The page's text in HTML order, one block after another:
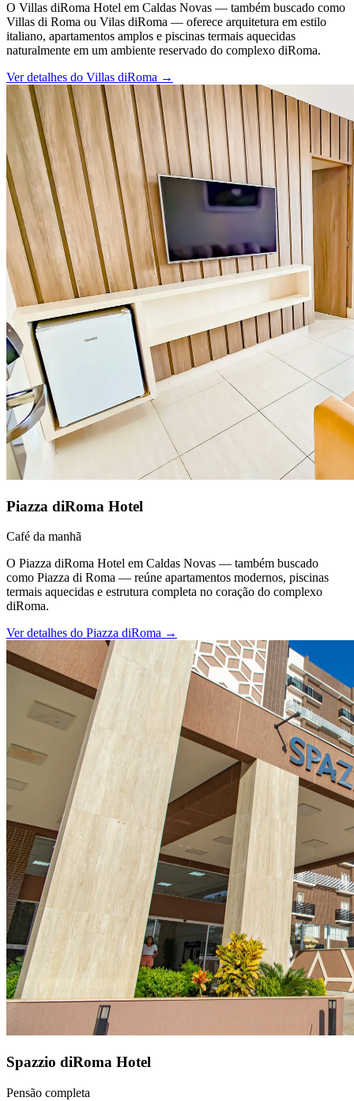
O Villas diRoma Hotel em Caldas Novas — também buscado como
Villas di Roma ou Vilas diRoma — oferece arquitetura em estilo
italiano, apartamentos amplos e piscinas termais aquecidas
naturalmente em um ambiente reservado do complexo diRoma.
Ver detalhes do Villas diRoma →
Piazza diRoma Hotel
Café da manhã
O Piazza diRoma Hotel em Caldas Novas — também buscado
como Piazza di Roma — reúne apartamentos modernos, piscinas
termais aquecidas e estrutura completa no coração do complexo
diRoma.
Ver detalhes do Piazza diRoma →
Spazzio diRoma Hotel
Pensão completa